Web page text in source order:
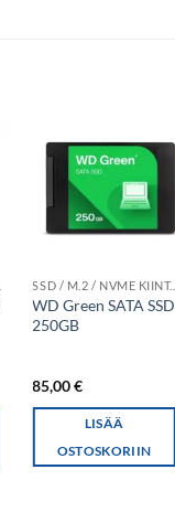
SSD / M.2 / NVME KIINTOLEVYT
WD Green SATA SSD
250GB
85,00€
LISÄÄ
OSTOSKORIIN